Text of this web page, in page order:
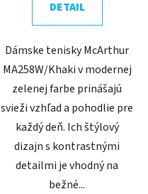
DETAIL
Dámske tenisky McArthur
MA258W/Khaki v modernej
zelenej farbe prinášajú
svieži vzhľad a pohodlie pre
každý deň. Ich štýlový
dizajn s kontrastnými
detailmi je vhodný na
bežné...